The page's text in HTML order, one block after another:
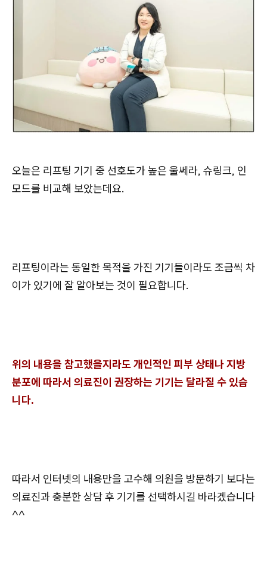
오늘은 리프팅 기기 중 선호도가 높은 울쎄라, 슈링크, 인
모드를 비교해 보았는데요.
리프팅이라는 동일한 목적을 가진 기기들이라도 조금씩 차
이가 있기에 잘 알아보는 것이 필요합니다.
위의 내용을 참고했을지라도 개인적인 피부 상태나 지방
분포에 따라서 의료진이 권장하는 기기는 달라질 수 있습
니다.
따라서 인터넷의 내용만을 고수해 의원을 방문하기 보다는
의료진과 충분한 상담 후 기기를 선택하시길 바라겠습니다
^^